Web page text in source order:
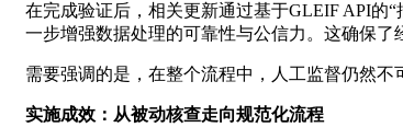
在完成验证后，相关更新通过基于GLEIF API的
一步增强数据处理的可靠性与公信力。这确保
需要强调的是，在整个流程中，人工监督仍然
实施成效：从被动核查走向规范化流程